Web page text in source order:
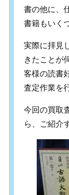
書の他に、
書籍もいく
実際に拝見
きたことが
客様の読書
査定作業を
今回の買取
ら、ご紹介